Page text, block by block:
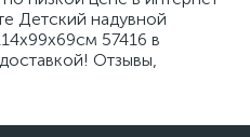
Детский надувной
57416 в
Отзывы,